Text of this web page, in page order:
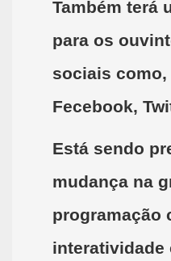
Também terá
para os
sociais como,
Fecebook,
Está sendo
mudança na
programação
interatividade